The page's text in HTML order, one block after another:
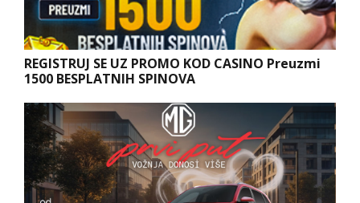
REGISTRUJ SE UZ PROMO KOD CASINO Preuzmi
1500 BESPLATNIH SPINOVA